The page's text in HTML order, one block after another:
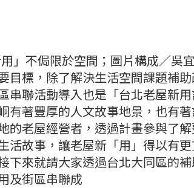
」不侷限於空間；圖片構成／吳
目標，除了解決生活空間課題補
串聯活動導入也是「台北老屋新
有著豐厚的人文故事地景，也有
的老屋經營者，透過計畫參與了
活故事，讓老屋新「用」得以有
下來就請大家透過台北大同區的
及街區串聯成